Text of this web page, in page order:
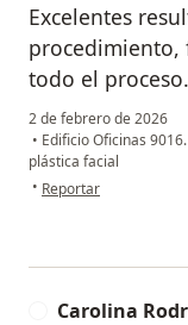
Excelentes
procedimiento,
todo el proceso.
2 de febrero de 2026
• Edificio Oficinas
plástica facial
• en opinión del usuario
Reportar
Carolina